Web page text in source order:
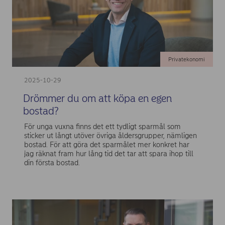
2025-10-29
Privatekonomi
Drömmer du om att köpa en egen
bostad?
För unga vuxna finns det ett tydligt sparmål som
sticker ut långt utöver övriga åldersgrupper, nämligen
bostad. För att göra det sparmålet mer konkret har
jag räknat fram hur lång tid det tar att spara ihop till
din första bostad.